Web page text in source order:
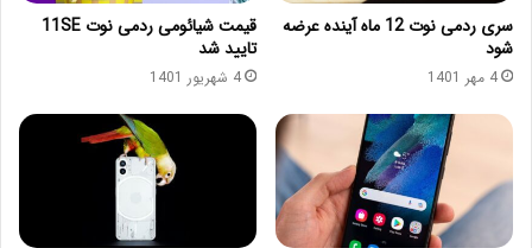
سری ردمی نوت 12 ماه آینده عرضه
شود
4 مهر 1401
قیمت شیائومی ردمی نوت 11SE
تایید شد
4 شهریور 1401